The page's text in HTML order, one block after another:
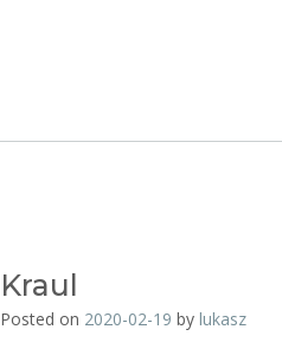
Kraul
Posted on 2020-02-19 by lukasz